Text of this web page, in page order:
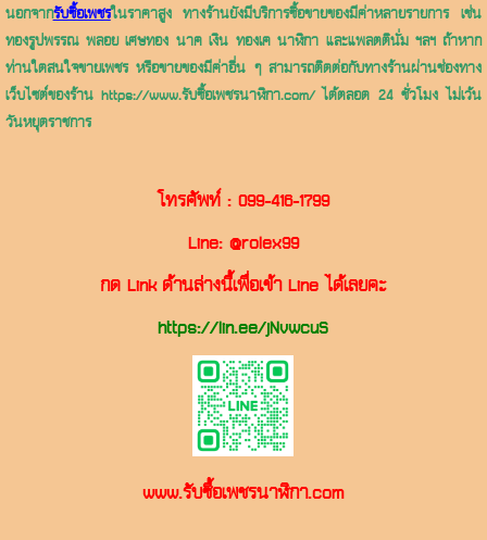
นอกจากรับซื้อเพชรในราคาสูง ทางร้านยังมีบริการซื้อขายของมีค่าหลายรายการ เช่น
ทองรูปพรรณ พลอย เศษทอง นาค เงิน ทองเค นาฬิกา และแพลตตินั่ม ฯลฯ ถ้าหาก
ท่านใดสนใจขายเพชร หรือขายของมีค่าอื่น ๆ สามารถติดต่อกับทางร้านผ่านช่องทาง
เว็บไซต์ของร้าน https://www.รับซื้อเพชรนาฬิกา.com/ ได้ตลอด 24 ชั่วโมง ไม่เว้น
วันหยุดราชการ
โทรศัพท์ : 099-416-1799
Line: @rolex99
กด Link ด้านล่างนี้เพื่อเข้า Line ได้เลยคะ
https://lin.ee/jNvwcuS
www.รับซื้อเพชรนาฬิกา.com